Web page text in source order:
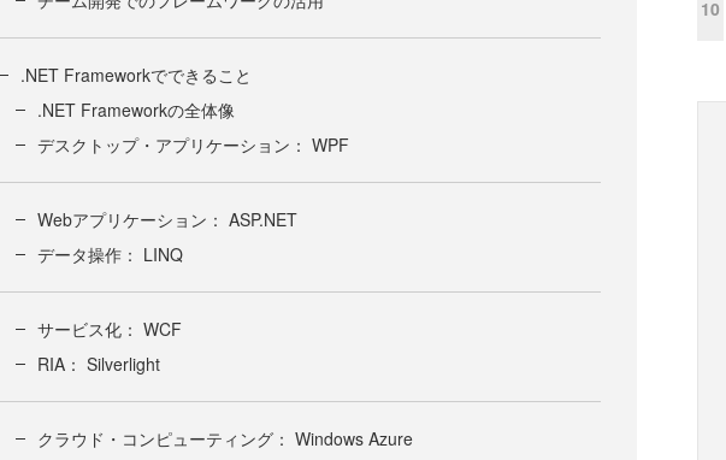
.NET Frameworkでできること
.NET Frameworkの全体像
デスクトップ・アプリケーション： WPF
Webアプリケーション： ASP.NET
データ操作： LINQ
サービス化： WCF
RIA： Silverlight
クラウド・コンピューティング： Windows Azure
10